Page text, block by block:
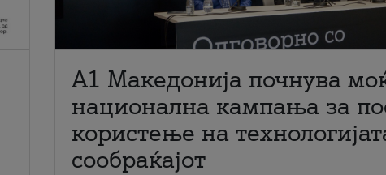
A1 Македонија почнува
национална кампања за
користење на
сообраќајот